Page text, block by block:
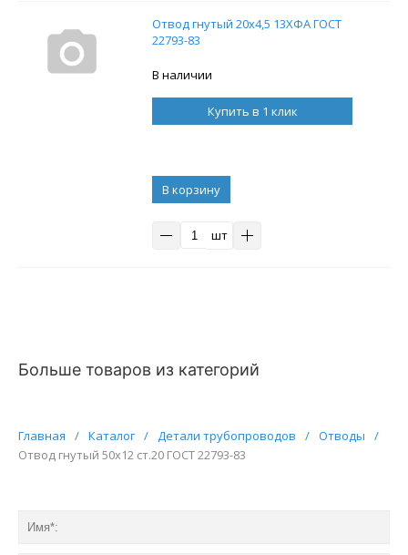
Отвод гнутый 20х4,5 13ХФА ГОСТ
22793-83
В наличии
Купить в 1 клик
В корзину
шт
Больше товаров из категорий
Главная / Каталог / Детали трубопроводов / Отводы
/
Отвод гнутый 50х12 ст.20 ГОСТ 22793-83